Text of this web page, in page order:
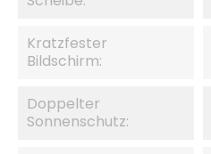
Kratzfester
Bildschirm:
Doppelter
Sonnenschutz: